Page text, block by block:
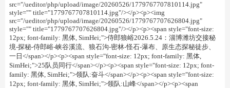
src="/ueditor/php/upload/image/20260526/1779767707810114.jpg"
style="" title="1779767707810114.jpg"/></p><p><img
src="/ueditor/php/upload/image/20260526/1779767707626804.jpg"
style="" title="1779767707626804.jpg"/></p><p><span style="font-size:
12px; font-family: 黑体, SimHei;">侍郎狼峪2026.5.24：淄博潍坊交接秘
境-探秘-侍郎峪-峡谷溪流、狼石沟-密林-怪石-瀑布、原生态探秘徒步、
一日</span></p><p><span style="font-size: 12px; font-family: 黑体,
SimHei;">25队员同行</span></p><p><span style="font-size: 12px; font-
family: 黑体, SimHei;">领队:奋斗</span></p><p><span style="font-size:
12px; font-family: 黑体, SimHei;">领队:山峰</span></p><p><span